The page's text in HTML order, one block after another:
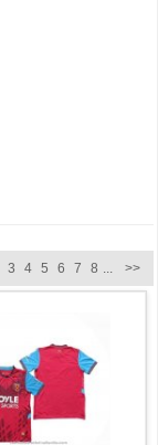
3 4 5 6 7 8 ... >>